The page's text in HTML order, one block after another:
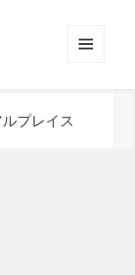
プレイス